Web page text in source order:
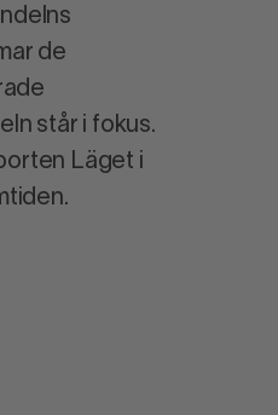
de
står i fokus.
Läget i